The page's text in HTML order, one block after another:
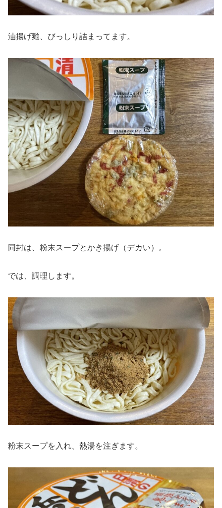
油揚げ麺、びっしり詰まってます。
同封は、粉末スープとかき揚げ（デカい）。
では、調理します。
粉末スープを入れ、熱湯を注ぎます。